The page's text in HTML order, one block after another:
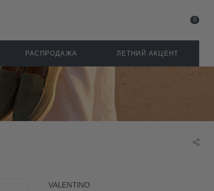
0
РАСПРОДАЖА ЛЕТНИЙ АКЦЕНТ
VALENTINO